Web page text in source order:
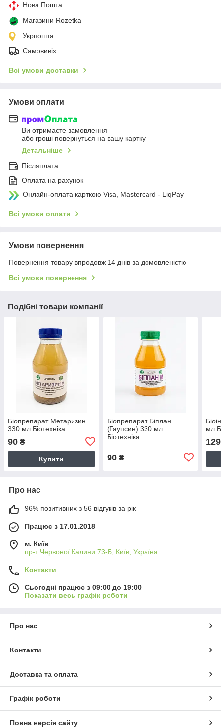
Нова Пошта
Магазини Rozetka
Укрпошта
Самовивіз
Всі умови доставки
Умови оплати
Ви отримаєте замовлення
або гроші повернуться на вашу картку
Детальніше
Післяплата
Оплата на рахунок
Онлайн-оплата карткою Visa, Mastercard - LiqPay
Всі умови оплати
Умови повернення
Повернення товару впродовж 14 днів за домовленістю
Всі умови повернення
Подібні товари компанії
Біопрепарат Метаризин
330 мл Біотехніка
90 ₴
Купити
Біопрепарат Біплан
(Гаупсин) 330 мл
Біотехніка
90₴
мл
129
Про нас
96% позитивних з 56 відгуків за рік
Працює з 17.01.2018
м. Київ
пр-т Червоної Калини 73-Б, Київ, Україна
Контакти
Сьогодні працює з 09:00 до 19:00
Показати весь графік роботи
Про нас
Контакти
Доставка та оплата
Графік роботи
Повна версія сайту